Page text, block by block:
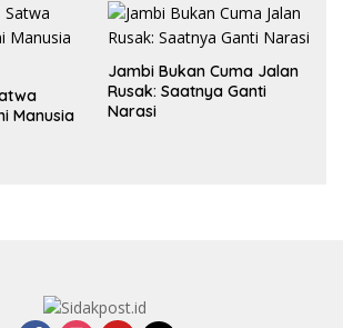
Manusia
Jambi Bukan Cuma Jalan
Rusak: Saatnya Ganti
Narasi